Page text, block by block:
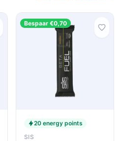
Bespaar €0,70
20 energy points
SIS